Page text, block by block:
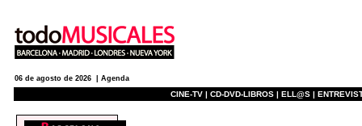
06 de agosto de 2026 | Agenda
CINE-TV | CD-DVD-LIBROS | ELL@S |